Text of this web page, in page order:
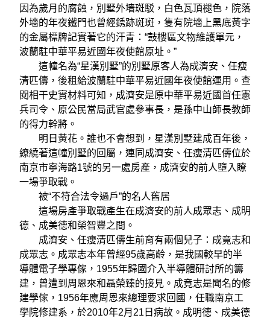
因為歲月的腐蝕，別墅外墻斑駁，白色瓦頂褪色，院落
外墻的年夜鐵門也曾經銹跡斑斑，隻有院墻上黑底黃字
的金屬標牌記實著它的汗青：“鼓樓區文物維護單元，
波蘭駐中華平易近國年夜使館原址。”
這幢名為“星漢別墅”的別墅原客人為成濟安、任瘦
清匹儔，後租給波蘭駐中華平易近國年夜使館運用。查
閱相干史實材料可知，成濟安是原中華平易近國首任憲
兵司令、原公民當局武官處參事長，是孫中山師長教師
的得力幹將。
明日黃花。誰也不會想到，星漢別墅建成百年後，
繚繞著這幢別墅的回屬，連同成濟安、任瘦清匹儔位於
南京市寧海路1號的另一處房產，成濟安的前人墮入瞭
一場爭取戰。
被“不符合法令過戶”的名人舊居
這場房產爭取戰產生在成濟安的前人成眾志、成明
德、成美德和榮智豐之間。
成濟安、任瘦清匹儔生前育有兩個兒子：成竟志和
成眾志。成眾志本年曾經95歲高齡，是我國較早的半
導體電子學專傢，1955年歸國介入半導體研討所的籌
建，曾遭到周恩來和聶榮臻的接見。成竟志是聞名的修
建學傢，1956年應周恩來總理要求回國，任職南京工
學院修建系，於2010年2月21日病故。成明德、成美德